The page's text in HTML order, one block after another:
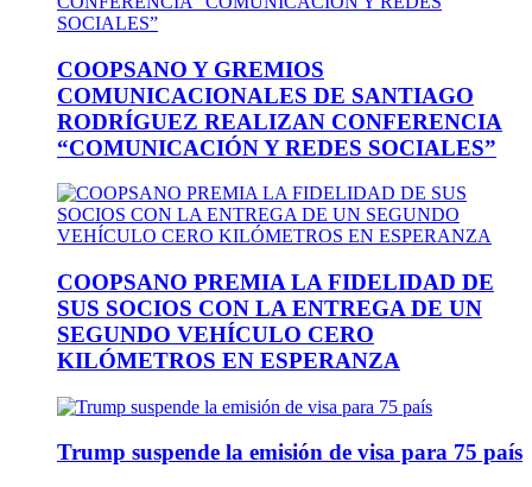
COOPSANO Y GREMIOS
COMUNICACIONALES DE SANTIAGO
RODRÍGUEZ REALIZAN CONFERENCIA
“COMUNICACIÓN Y REDES SOCIALES”
COOPSANO PREMIA LA FIDELIDAD DE
SUS SOCIOS CON LA ENTREGA DE UN
SEGUNDO VEHÍCULO CERO
KILÓMETROS EN ESPERANZA
Trump suspende la emisión de visa para 75 país